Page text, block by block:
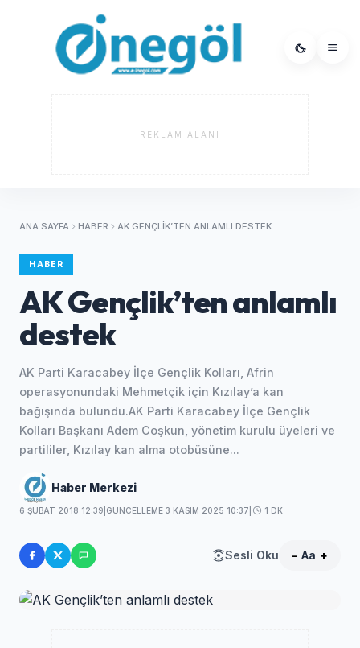
REKLAM ALANI
ANA SAYFA HABER AK GENÇLIK’TEN ANLAMLI DESTEK
HABER
AK Gençlik’ten anlamlı
destek
AK Parti Karacabey İlçe Gençlik Kolları, Afrin
operasyonundaki Mehmetçik için Kızılay’a kan
bağışında bulundu.AK Parti Karacabey İlçe Gençlik
Kolları Başkanı Adem Coşkun, yönetim kurulu üyeleri ve
partililer, Kızılay kan alma otobüsüne...
Haber Merkezi
6 ŞUBAT 2018 12:39 GÜNCELLEME 3 KASIM 2025 10:37 1 DK
Sesli Oku - Aa +